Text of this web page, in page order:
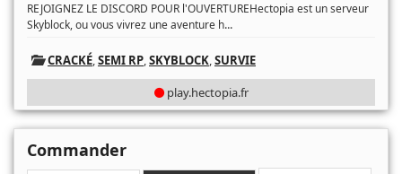
REJOIGNEZ LE DISCORD POUR l'OUVERTUREHectopia est un serveur
Skyblock, ou vous vivrez une aventure h...
CRACKÉ,SEMI RP,SKYBLOCK,SURVIE
play.hectopia.fr
Commander